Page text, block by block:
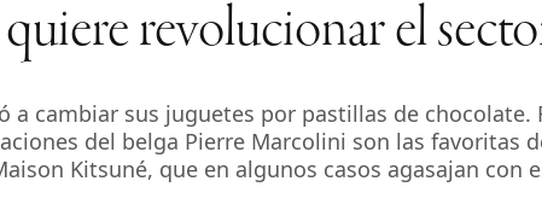
revolucionar el
a cambiar sus juguetes por pastillas de
del belga Pierre Marcolini son las favoritas
Kitsuné, que en algunos casos agasajan con